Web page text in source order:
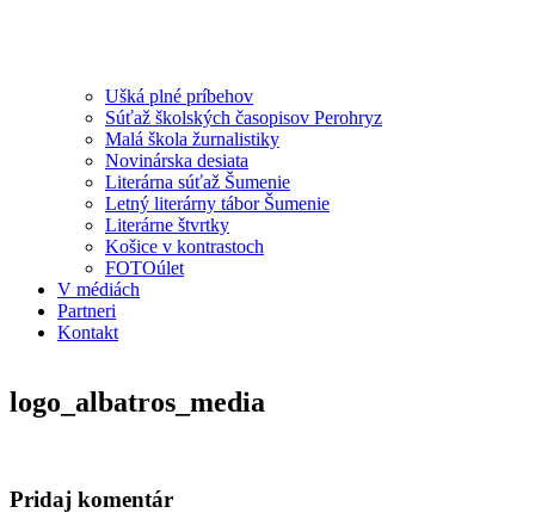
Ušká plné príbehov
Súťaž školských časopisov Perohryz
Malá škola žurnalistiky
Novinárska desiata
Literárna súťaž Šumenie
Letný literárny tábor Šumenie
Literárne štvrtky
Košice v kontrastoch
FOTOúlet
V médiách
Partneri
Kontakt
logo_albatros_media
Pridaj komentár